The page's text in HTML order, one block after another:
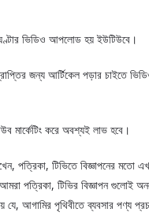
ভিডিও আপলোড হয় ইউটিউবে।
জন্য আর্টিকেল পড়ার চাইতে
মার্কেটিং করে অবশ্যই লাভ হবে।
পত্রিকা, টিভিতে বিজ্ঞাপনের মতো
পত্রিকা, টিভির বিজ্ঞাপন গুলোই
যে, আগামির পৃথিবীতে ব্যবসার পণ্য